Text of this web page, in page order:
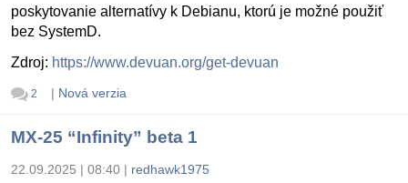
poskytovanie alternatívy k Debianu, ktorú je možné použiť
bez SystemD.
Zdroj: https://www.devuan.org/get-devuan
2 | Nová verzia
MX-25 “Infinity” beta 1
22.09.2025 | 08:40 | redhawk1975